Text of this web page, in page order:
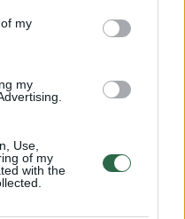
my
my
Use,
of my
with the
vartotojai.
komentaruose!